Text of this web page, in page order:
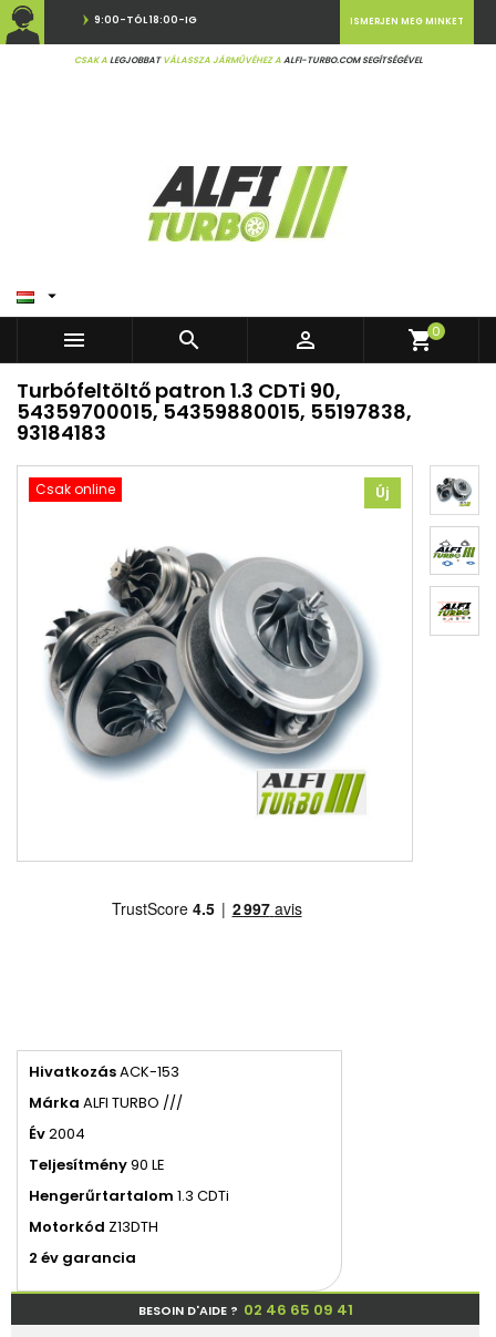
9:00-TÓL 18:00-IG
CSAK ALEGJOBBATVÁLASSZA JÁRMŰVÉHEZ AALFI-TURBO.COM SEGÍTSÉGÉVEL
ISMERJEN MEG MINKET

   shopping_cart0
Turbófeltöltő patron 1.3 CDTi 90,
54359700015, 54359880015, 55197838,
93184183
Csak online Új
HivatkozásACK-153
Márka ALFI TURBO ///
Év2004
Teljesítmény90 LE
Hengerűrtartalom 1.3 CDTi
Motorkód Z13DTH
2 év garancia
BESOIN D'AIDE ? 02 46 65 09 41